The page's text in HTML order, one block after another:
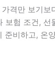
격만 보기
험 조건,
비하고,